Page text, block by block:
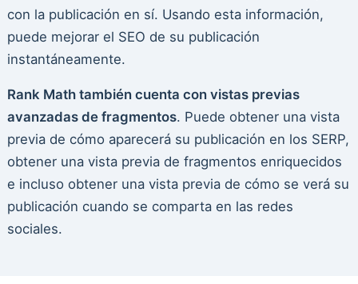
con la publicación en sí. Usando esta información,
puede mejorar el SEO de su publicación
instantáneamente.
Rank Math también cuenta con vistas previas
avanzadas de fragmentos. Puede obtener una vista
previa de cómo aparecerá su publicación en los SERP,
obtener una vista previa de fragmentos enriquecidos
e incluso obtener una vista previa de cómo se verá su
publicación cuando se comparta en las redes
sociales.